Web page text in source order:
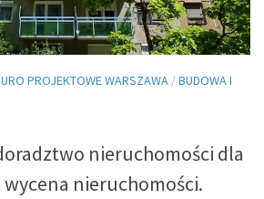
PROJEKTOWE WARSZAWA /BUDOWA I
nieruchomości dla
wycena nieruchomości.